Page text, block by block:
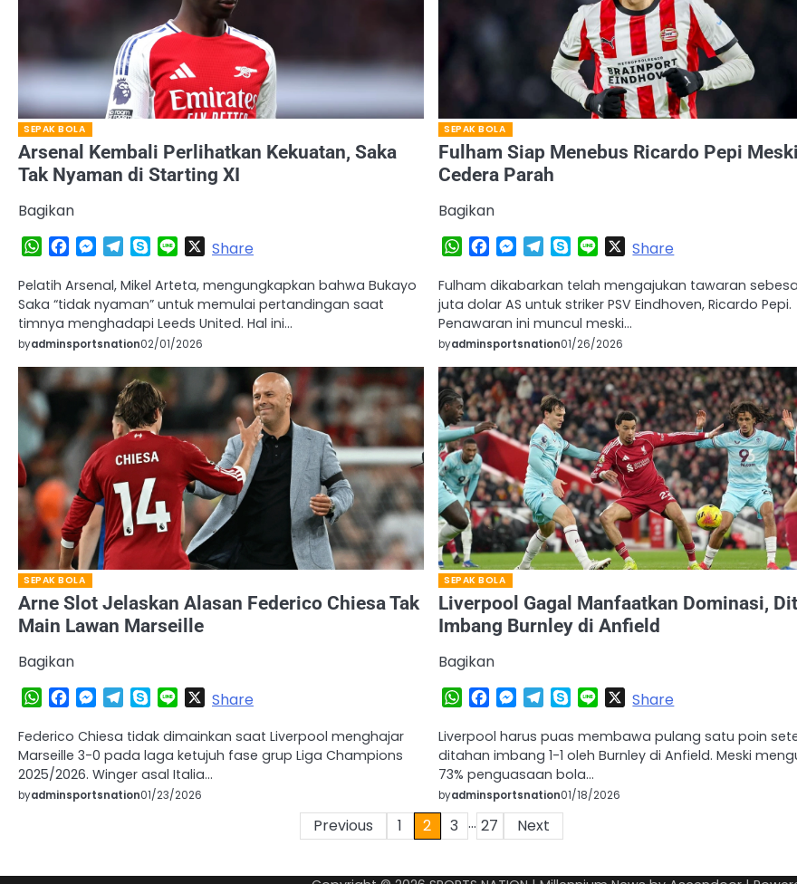
SEPAK BOLA
Arsenal Kembali Perlihatkan Kekuatan, Saka
Tak Nyaman di Starting XI
Bagikan
WhatsApp
Facebook
Messenger
Telegram
SkypeLine XShare
Pelatih Arsenal, Mikel Arteta, mengungkapkan bahwa Bukayo
Saka “tidak nyaman” untuk memulai pertandingan saat
timnya menghadapi Leeds United. Hal ini…
byadminsportsnation02/01/2026
SEPAK BOLA
Fulham Siap Menebus Ricardo Pepi Meski
Cedera Parah
Bagikan
WhatsApp
Facebook
Messenger
Telegram
SkypeLine XShare
Fulham dikabarkan telah mengajukan tawaran
juta dolar AS untuk striker PSV Eindhoven, Ricardo Pepi.
Penawaran ini muncul meski…
byadminsportsnation01/26/2026
SEPAK BOLA
Arne Slot Jelaskan Alasan Federico Chiesa Tak
Main Lawan Marseille
Bagikan
WhatsApp
Facebook
Messenger
Telegram
SkypeLine XShare
Federico Chiesa tidak dimainkan saat Liverpool menghajar
Marseille 3-0 pada laga ketujuh fase grup Liga Champions
2025/2026. Winger asal Italia…
byadminsportsnation01/23/2026
SEPAK BOLA
Liverpool Gagal Manfaatkan Dominasi,
Imbang Burnley di Anfield
Bagikan
WhatsApp
Facebook
Messenger
Telegram
SkypeLine XShare
Liverpool harus puas membawa pulang satu poin
ditahan imbang 1-1 oleh Burnley di Anfield. Meski
73% penguasaan bola…
byadminsportsnation01/18/2026
Previous 1 2 3 … 27 Next